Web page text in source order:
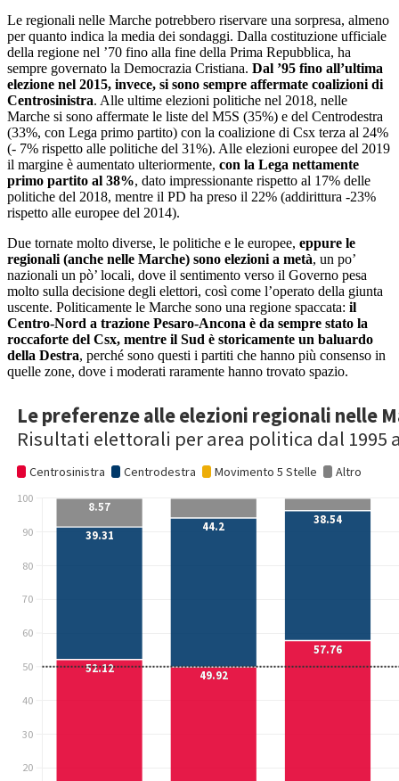
Orizzonti Politici ha scritto la guida per le elezioni regionali nelle
Marche 2020. Per tutte le nostre guide regionali alle elezioni 2020
Le elezioni regionali nelle Marche 2020:
Un passato recente dominato dal Centrosinistra
per quanto indica la media dei sondaggi. Dalla costituzione ufficiale
sempre governato la Democrazia Cristiana.
Centrosinistra